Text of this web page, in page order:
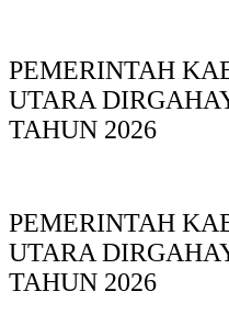
PEMERINTAH
UTARA
TAHUN 2026
PEMERINTAH
UTARA
TAHUN 2026